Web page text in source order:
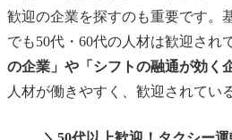
歓迎の企業を探すのも重要です。
でも50代・60代の人材は歓迎され
の企業」や「シフトの融通が効く
人材が働きやすく、歓迎されてい